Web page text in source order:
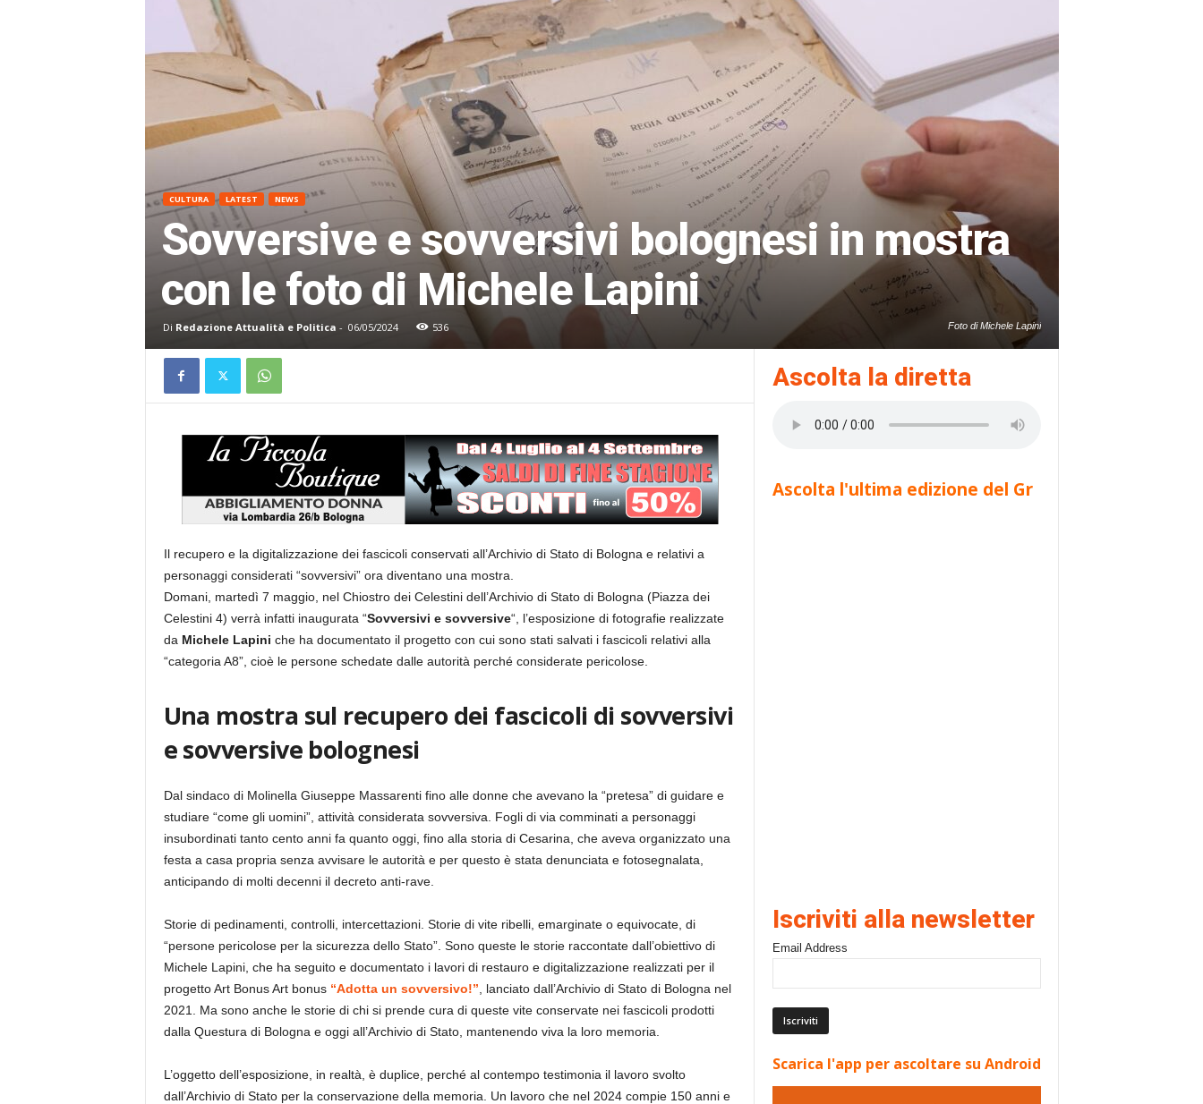
Foto di Michele Lapini
CULTURA LATEST NEWS
Sovversive e sovversivi bolognesi in mostra
con le foto di Michele Lapini
Di Redazione Attualità e Politica - 06/05/2024 536
Il recupero e la digitalizzazione dei fascicoli conservati all’Archivio di Stato di Bologna e relativi a
personaggi considerati “sovversivi” ora diventano una mostra.
Domani, martedì 7 maggio, nel Chiostro dei Celestini dell’Archivio di Stato di Bologna (Piazza dei
Celestini 4) verrà infatti inaugurata “Sovversivi e sovversive“, l’esposizione di fotografie realizzate
da Michele Lapini che ha documentato il progetto con cui sono stati salvati i fascicoli relativi alla
“categoria A8”, cioè le persone schedate dalle autorità perché considerate pericolose.
Una mostra sul recupero dei fascicoli di sovversivi
e sovversive bolognesi
Dal sindaco di Molinella Giuseppe Massarenti fino alle donne che avevano la “pretesa” di guidare e
studiare “come gli uomini”, attività considerata sovversiva. Fogli di via comminati a personaggi
insubordinati tanto cento anni fa quanto oggi, fino alla storia di Cesarina, che aveva organizzato una
festa a casa propria senza avvisare le autorità e per questo è stata denunciata e fotosegnalata,
anticipando di molti decenni il decreto anti-rave.
Storie di pedinamenti, controlli, intercettazioni. Storie di vite ribelli, emarginate o equivocate, di
“persone pericolose per la sicurezza dello Stato”. Sono queste le storie raccontate dall’obiettivo di
Michele Lapini, che ha seguito e documentato i lavori di restauro e digitalizzazione realizzati per il
progetto Art Bonus Art bonus “Adotta un sovversivo!” , lanciato dall’Archivio di Stato di Bologna nel
2021. Ma sono anche le storie di chi si prende cura di queste vite conservate nei fascicoli prodotti
dalla Questura di Bologna e oggi all’Archivio di Stato, mantenendo viva la loro memoria.
L’oggetto dell’esposizione, in realtà, è duplice, perché al contempo testimonia il lavoro svolto
dall’Archivio di Stato per la conservazione della memoria. Un lavoro che nel 2024 compie 150 anni e
Ascolta la diretta
Ascolta l'ultima edizione del Gr
Iscriviti alla newsletter
Email Address
Scarica l'app per ascoltare su Android